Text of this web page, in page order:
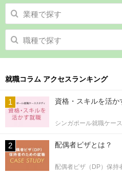
業種で探す
職種で探す
就職コラム アクセスランキング
資格・スキルを活か
シンガポール就職ケー
配偶者ビザとは？
配偶者ビザ（DP）保持